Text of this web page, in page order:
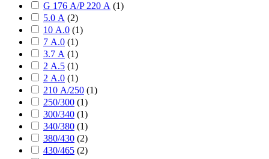
G 176 А/P 220 А (1)
5.0 А (2)
10 А.0 (1)
7 А.0 (1)
3.7 А (1)
2 А.5 (1)
2 А.0 (1)
210 А/250 (1)
250/300 (1)
300/340 (1)
340/380 (1)
380/430 (2)
430/465 (2)